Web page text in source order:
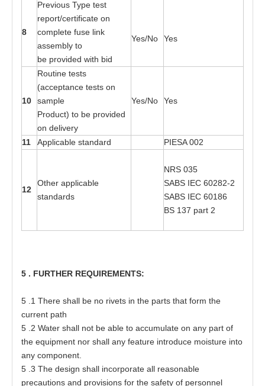
8
Previous Type test
report/certificate on
complete fuse link
assembly to
be provided with bid
Yes/No Yes
10
Routine tests
(acceptance tests on
sample
Product) to be provided
on delivery
Yes/No Yes
11 Applicable standard PIESA 002
12
Other applicable
standards
NRS 035
SABS IEC 60282-2
SABS IEC 60186
BS 137 part 2
5 . FURTHER REQUIREMENTS:
5 .1 There shall be no rivets in the parts that form the
current path
5 .2 Water shall not be able to accumulate on any part of
the equipment nor shall any feature introduce moisture into
any component.
5 .3 The design shall incorporate all reasonable
precautions and provisions for the safety of personnel